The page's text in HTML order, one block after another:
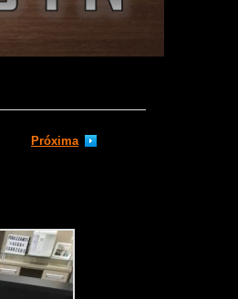
Próxima